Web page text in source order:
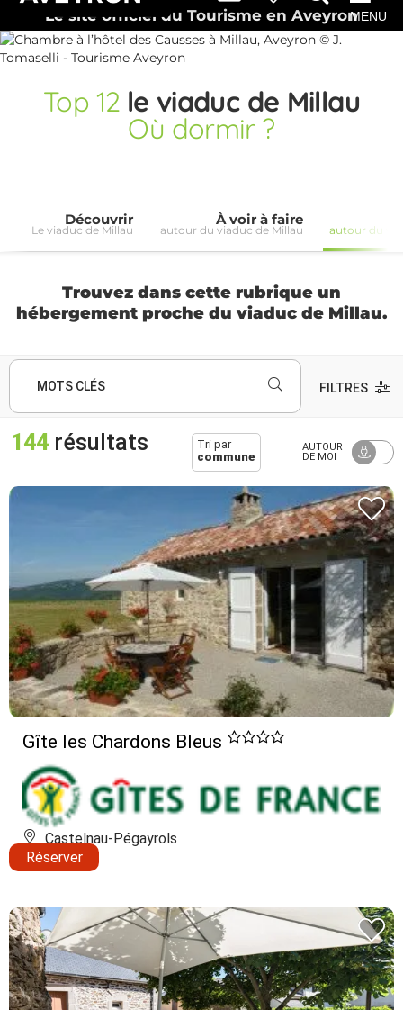
Le site officiel du Tourisme en AveyronMENU
Top 12 le viaduc de Millau
Où dormir ?
Découvrir
Le viaduc de Millau
À voir à faire
autour du viaduc de Millau autour du
Trouvez dans cette rubrique un
hébergement proche du viaduc de Millau.
MOTS CLÉS FILTRES
144 résultats
Tri par
commune
AUTOUR
DE MOI
Gîte les Chardons Bleus
Castelnau-Pégayrols
Réserver